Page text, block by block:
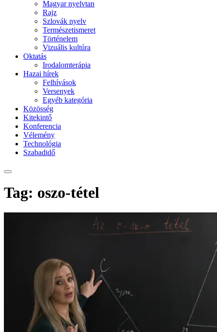
Magyar nyelvtan
Rajz
Szlovák nyelv
Természetismeret
Történelem
Vizuális kultúra
Oktatás
Irodalomterápia
Hazai hírek
Felhívások
Versenyek
Egyéb kategória
Közösség
Kitekintő
Konferencia
Vélemény
Technológia
Szabadidő
Tag: oszo-tétel